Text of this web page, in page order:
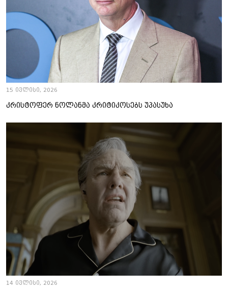
15 ივლისი, 2026
კრისტოფერ ნოლანმა კრიტიკოსებს უპასუხა
14 ივლისი, 2026